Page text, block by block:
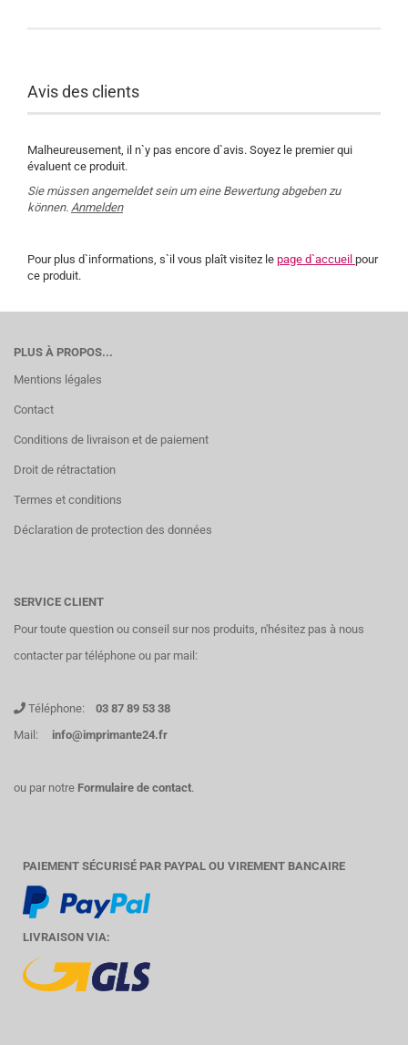
Avis des clients
Malheureusement, il n`y pas encore d`avis. Soyez le premier qui
évaluent ce produit.
Sie müssen angemeldet sein um eine Bewertung abgeben zu
können. Anmelden
Pour plus d`informations, s`il vous plaît visitez le page d`accueil pour
ce produit.
PLUS À PROPOS...
Mentions légales
Contact
Conditions de livraison et de paiement
Droit de rétractation
Termes et conditions
Déclaration de protection des données
SERVICE CLIENT
Pour toute question ou conseil sur nos produits, n'hésitez pas à nous
contacter par téléphone ou par mail:
Téléphone: 03 87 89 53 38
Mail:
info@imprimante24.fr
ou par notre Formulaire de contact.
PAIEMENT SÉCURISÉ PAR PAYPAL OU VIREMENT BANCAIRE
LIVRAISON VIA: